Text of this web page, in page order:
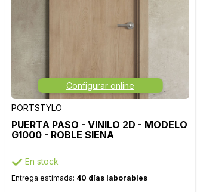
Configurar online
PORTSTYLO
PUERTA PASO - VINILO 2D - MODELO
G1000 - ROBLE SIENA
En stock
Entrega estimada: 40 días laborables